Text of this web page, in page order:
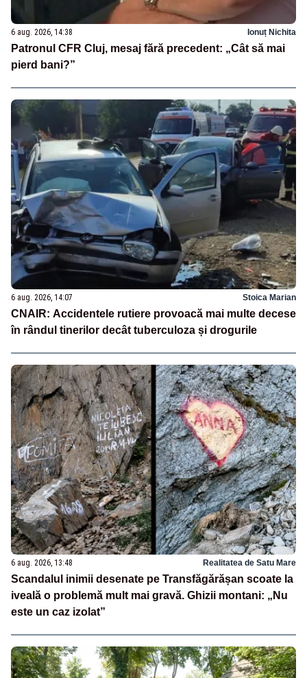
6 aug. 2026, 14:38 Ionuț Nichita
Patronul CFR Cluj, mesaj fără precedent: „Cât să mai
pierd bani?”
6 aug. 2026, 14:07 Stoica Marian
CNAIR: Accidentele rutiere provoacă mai multe decese
în rândul tinerilor decât tuberculoza și drogurile
6 aug. 2026, 13:48 Realitatea de Satu Mare
Scandalul inimii desenate pe Transfăgărășan scoate la
iveală o problemă mult mai gravă. Ghizii montani: „Nu
este un caz izolat”